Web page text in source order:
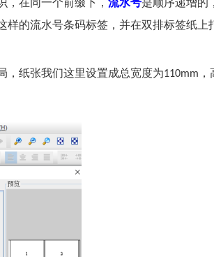
在同一个前缀下， 流水号是顺序递增的
样的流水号条码标签，并在双排标签纸上
，纸张我们这里设置成总宽度为110mm